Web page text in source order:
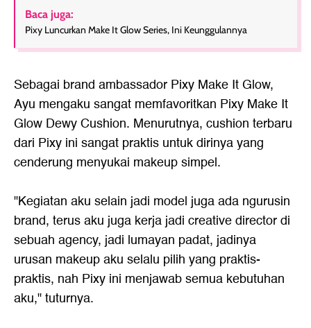
Baca juga:
Pixy Luncurkan Make It Glow Series, Ini Keunggulannya
Sebagai brand ambassador Pixy Make It Glow,
Ayu mengaku sangat memfavoritkan Pixy Make It
Glow Dewy Cushion. Menurutnya, cushion terbaru
dari Pixy ini sangat praktis untuk dirinya yang
cenderung menyukai makeup simpel.
"Kegiatan aku selain jadi model juga ada ngurusin
brand, terus aku juga kerja jadi creative director di
sebuah agency, jadi lumayan padat, jadinya
urusan makeup aku selalu pilih yang praktis-
praktis, nah Pixy ini menjawab semua kebutuhan
aku," tuturnya.